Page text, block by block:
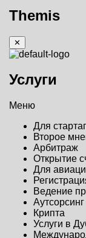
Themis
✕
Услуги
Меню
Для
Второе
Арбитраж
Открытие
Для
Ведение
Аутсорсинг
Крипта
Услуги в